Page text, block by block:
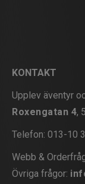
KONTAKT
Upplev äventyr
Roxengatan 4,
Telefon: 013-10
Webb &
Övriga frågor: